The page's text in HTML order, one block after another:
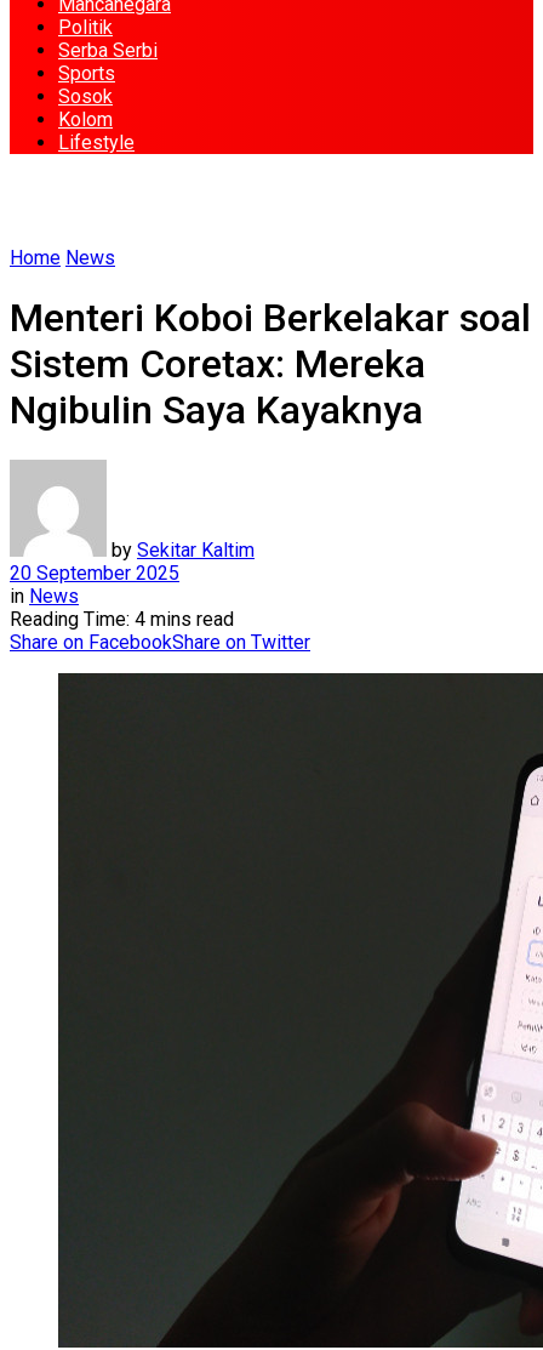
Politik
Serba Serbi
Sports
Sosok
Kolom
Lifestyle
Home News
Menteri Koboi Berkelakar soal
Sistem Coretax: Mereka
Ngibulin Saya Kayaknya
by Sekitar Kaltim
20 September 2025
in News
Reading Time: 4 mins read
Share on FacebookShare on Twitter